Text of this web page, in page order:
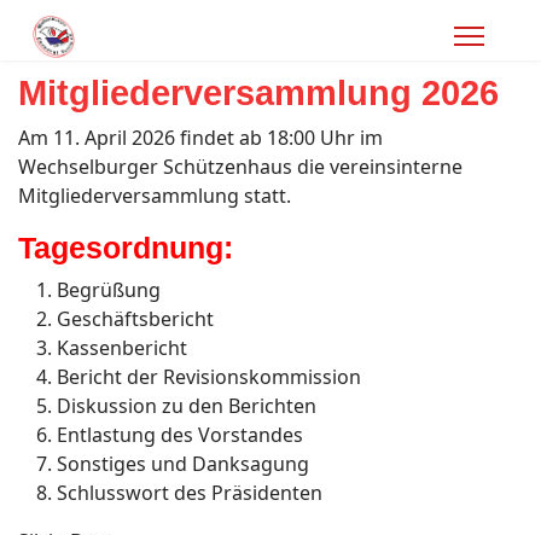
Mitgliederversammlung 2026
Am 11. April 2026 findet ab 18:00 Uhr im
Wechselburger Schützenhaus die vereinsinterne
Mitgliederversammlung statt.
Tagesordnung:
Begrüßung
Geschäftsbericht
Kassenbericht
Bericht der Revisionskommission
Diskussion zu den Berichten
Entlastung des Vorstandes
Sonstiges und Danksagung
Schlusswort des Präsidenten